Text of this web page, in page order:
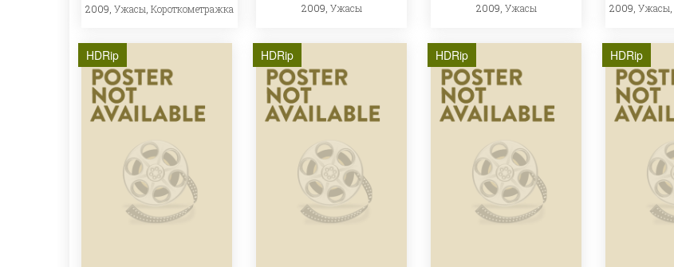
2009, Ужасы Короткометражка 2009, Ужасы 2009, Ужасы 2009, Ужасы
HDRip HDRip HDRip HDRip